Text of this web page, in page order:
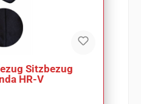
Sitzbezug
HR-V